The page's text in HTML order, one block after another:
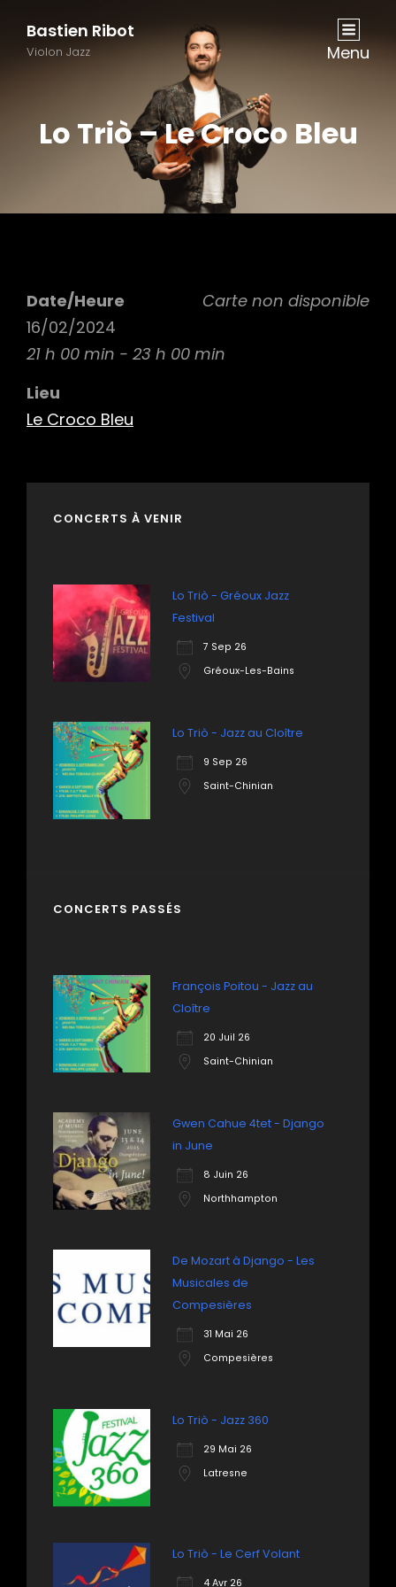
Bastien Ribot
Violon Jazz Menu
Lo Triò – Le Croco Bleu
Carte non disponible
Date/Heure
16/02/2024
21 h 00 min - 23 h 00 min
Lieu
Le Croco Bleu
CONCERTS À VENIR
Lo Triò - Gréoux Jazz
Festival
7 Sep 26
Gréoux-Les-Bains
Lo Triò - Jazz au Cloître
9 Sep 26
Saint-Chinian
CONCERTS PASSÉS
François Poitou - Jazz au
Cloître
20 Juil 26
Saint-Chinian
Gwen Cahue 4tet - Django
in June
8 Juin 26
Northhampton
De Mozart à Django - Les
Musicales de
Compesières
31 Mai 26
Compesières
Lo Triò - Jazz 360
29 Mai 26
Latresne
Lo Triò - Le Cerf Volant
4 Avr 26